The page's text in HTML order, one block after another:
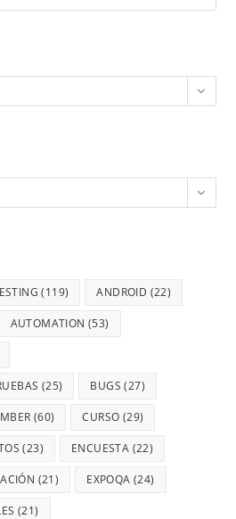
(119) ANDROID (22)
AUTOMATION (53)
(25) BUGS (27)
(60) CURSO (29)
(23) ENCUESTA (22)
(21) EXPOQA (24)
(21)